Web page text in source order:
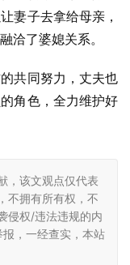
妻子去拿给母亲，
洽了婆媳关系。
共同努力，丈夫也
角色，全力维护好
，该文观点仅代表
不拥有所有权，不
侵权/违法违规的内
，一经查实，本站